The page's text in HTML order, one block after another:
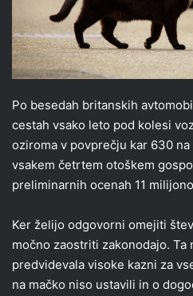
Po besedah britanskih
cestah vsako leto pod kolesi
oziroma v povprečju kar 630
vsakem četrtem otoškem
preliminarnih ocenah 11
Ker želijo odgovorni omejiti
močno zaostriti zakonodajo. Ta
predvidevala visoke kazni za
na mačko niso ustavili in o